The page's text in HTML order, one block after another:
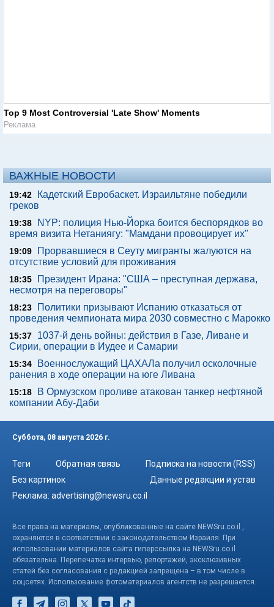
Top 9 Most Controversial 'Late Show' Moments
Реклама
ВАЖНЫЕ НОВОСТИ
19:42
Кадетский Евробаскет. Израильтяне победили
греков
19:38
NYP: полиция Нью-Йорка боится беспорядков во
время визита Нетаниягу: "Мамдани провоцирует их"
19:09
Прорвавшиеся в Сеуту мигранты жалуются на
отсутствие условий для проживания
18:35
Президент Ирана: "США – преступная держава,
несмотря на переговоры"
18:23
Политики призывают Испанию отказаться от
проведения чемпионата мира 2030 совместно с Марокко
15:37
1037-й день войны: действия в Газе, Ливане и
Сирии, операции в Иудее и Самарии
15:34
Военнослужащий ЦАХАЛа получил осколочные
ранения в ходе операции на юге Ливана
15:18
В Ормузском проливе атакован танкер нефтяной
компании Абу-Даби
Суббота, 08 августа 2026 г.
Теги Обратная связь
Подписка на новости (RSS)
Без картинок
Данные редакции и устав
Реклама: advertising@newsru.co.il
Все права на материалы, опубликованные на сайте NEWSru.co.il ,
охраняются в соответствии с законодательством Израиля. При
использовании материалов сайта гиперссылка на NEWSru.co.il
обязательна. Перепечатка интервью, репортажей, эксклюзивных
статей без согласования с редакцией запрещена – в том числе в
соцсетях. Использование фотоматериалов агентств не разрешается.